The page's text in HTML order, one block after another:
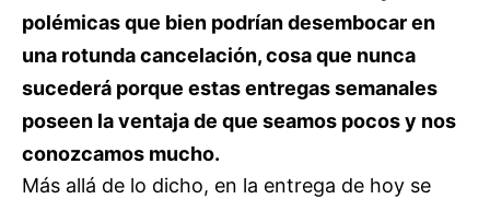
polémicas que bien podrían desembocar en
una rotunda cancelación, cosa que nunca
sucederá porque estas entregas semanales
poseen la ventaja de que seamos pocos y nos
conozcamos mucho.
Más allá de lo dicho, en la entrega de hoy se